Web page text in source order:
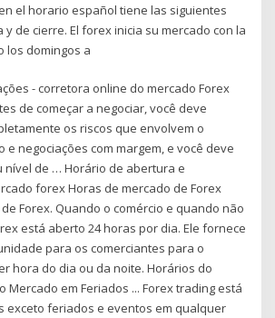
el horario español tiene las siguientes
de cierre. El forex inicia su mercado con la
los domingos a
- corretora online do mercado Forex
de começar a negociar, você deve
os riscos que envolvem o
e negociações com margem, e você deve
nível de … Horário de abertura e
forex Horas de mercado de Forex
Forex. Quando o comércio e quando não
está aberto 24 horas por dia. Ele fornece
para os comerciantes para o
hora do dia ou da noite. Horários do
Mercado em Feriados ... Forex trading está
exceto feriados e eventos em qualquer